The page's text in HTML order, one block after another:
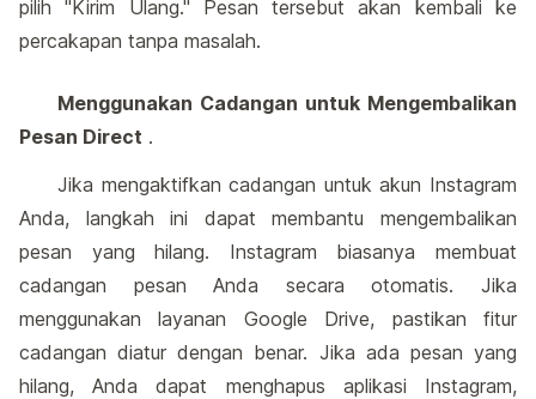
pilih "Kirim Ulang." Pesan tersebut akan kembali ke
percakapan tanpa masalah.
Menggunakan Cadangan untuk Mengembalikan
Pesan Direct .
Jika mengaktifkan cadangan untuk akun Instagram
Anda, langkah ini dapat membantu mengembalikan
pesan yang hilang. Instagram biasanya membuat
cadangan pesan Anda secara otomatis. Jika
menggunakan layanan Google Drive, pastikan fitur
cadangan diatur dengan benar. Jika ada pesan yang
hilang, Anda dapat menghapus aplikasi Instagram,